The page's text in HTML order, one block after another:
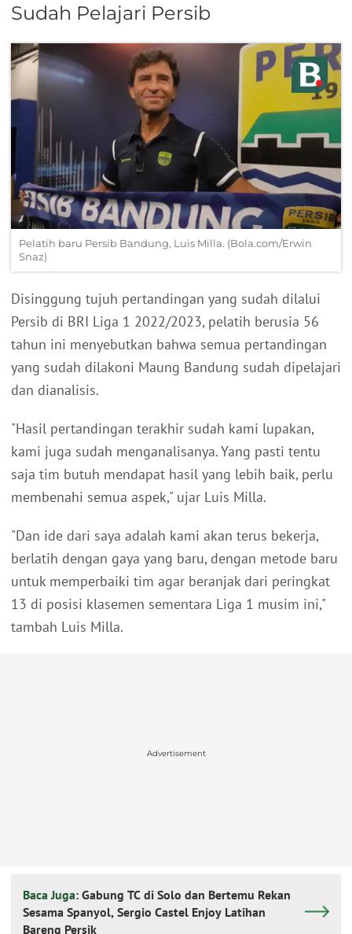
Sudah Pelajari Persib
Pelatih baru Persib Bandung, Luis Milla. (Bola.com/Erwin
Snaz)
Disinggung tujuh pertandingan yang sudah dilalui
Persib di BRI Liga 1 2022/2023, pelatih berusia 56
tahun ini menyebutkan bahwa semua pertandingan
yang sudah dilakoni Maung Bandung sudah dipelajari
dan dianalisis.
"Hasil pertandingan terakhir sudah kami lupakan,
kami juga sudah menganalisanya. Yang pasti tentu
saja tim butuh mendapat hasil yang lebih baik, perlu
membenahi semua aspek," ujar Luis Milla.
"Dan ide dari saya adalah kami akan terus bekerja,
berlatih dengan gaya yang baru, dengan metode baru
untuk memperbaiki tim agar beranjak dari peringkat
13 di posisi klasemen sementara Liga 1 musim ini,"
tambah Luis Milla.
Advertisement
Baca Juga: Gabung TC di Solo dan Bertemu Rekan
Sesama Spanyol, Sergio Castel Enjoy Latihan
Bareng Persik